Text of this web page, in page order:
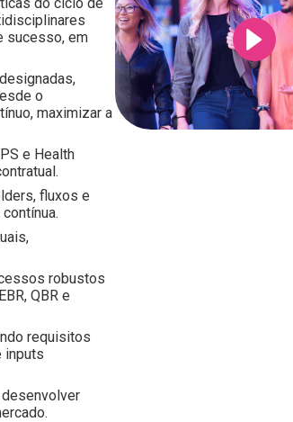
sucesso, em
o
maximizar a
e Health
fluxos e
robustos
QBR e
requisitos
inputs